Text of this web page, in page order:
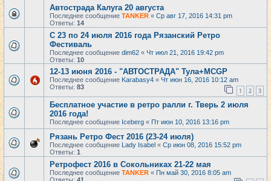
Автострада Калуга 20 августа
Последнее сообщение TANKER « Ср авг 17, 2016 14:31 pm
Ответы: 14
С 23 по 24 июля 2016 года Рязанский Ретро
Фестиваль
Последнее сообщение dim62 « Чт июл 21, 2016 19:42 pm
Ответы: 10
12-13 июня 2016 - "АВТОСТРАДА" Тула+MCGP
Последнее сообщение Karabasy4 « Чт июн 16, 2016 10:12 am
Ответы: 83 1 2 3
Бесплатное участие в ретро ралли г. Тверь 2 июля
2016 года!
Последнее сообщение Iceberg « Пт июн 10, 2016 13:16 pm
Рязань Ретро Фест 2016 (23-24 июля)
Последнее сообщение Lady Isabel « Ср июн 08, 2016 15:52 pm
Ответы: 1
Ретрофест 2016 в Сокольниках 21-22 мая
Последнее сообщение TANKER « Пн май 30, 2016 8:05 am